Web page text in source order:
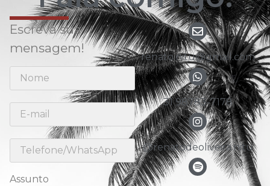
Escreva sua
mensagem!
Assunto
renato.nitu@gmail.com
31 98783-7178
@renatodeoliveira.nitu